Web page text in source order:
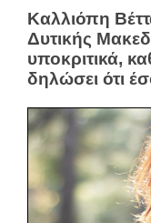
Καλλιόπη
Δυτικής
υποκριτικά,
δηλώσει ότι